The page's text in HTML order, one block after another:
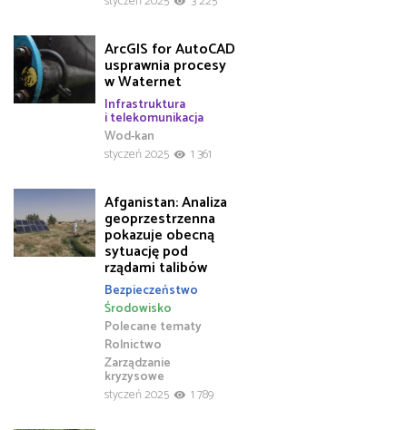
ArcGIS for AutoCAD
usprawnia procesy
w Waternet
Infrastruktura
i telekomunikacja
Wod-kan
styczeń 2025
1 361
Afganistan: Analiza
geoprzestrzenna
pokazuje obecną
sytuację pod
rządami talibów
Bezpieczeństwo
Polecane tematy
Rolnictwo
Środowisko
Zarządzanie
kryzysowe
styczeń 2025
1 789